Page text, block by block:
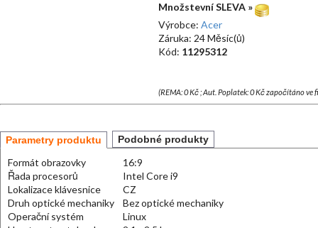
Množstevní SLEVA »
Výrobce: Acer
Záruka: 24 Měsíc(ů)
Kód: 11295312
(REMA: 0 Kč ; Aut. Poplatek: 0 Kč započítáno
Parametry produktu Podobné produkty
Formát obrazovky
16:9
Řada procesorů
Intel Core i9
Lokalizace klávesnice
CZ
Druh optické mechaniky
Bez optické mechaniky
Operační systém
Linux